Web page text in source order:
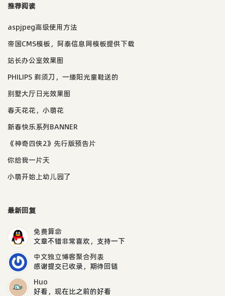
推荐阅读
aspjpeg高级使用方法
帝国CMS模板，阿泰信息网模板提供下载
站长办公室效果图
PHILIPS 剃须刀，一缕阳光童鞋送的
别墅大厅日光效果图
春天花花，小萌花
新春快乐系列BANNER
《神奇四侠2》先行版预告片
你给我一片天
小萌开始上幼儿园了
最新回复
免费算命
文章不错非常喜欢，支持一下
中文独立博客聚合列表
感谢提交已收录，期待回链
Huo
好看，现在比之前的好看